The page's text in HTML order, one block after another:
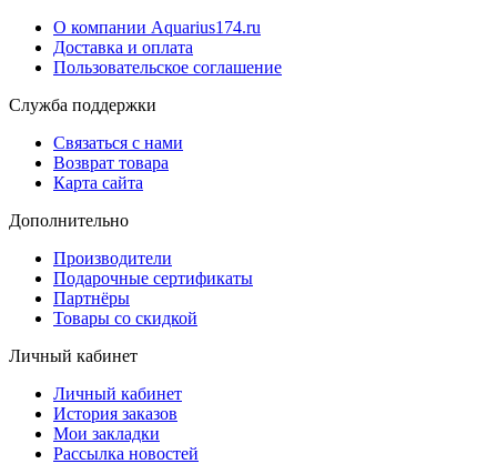
О компании Aquarius174.ru
Доставка и оплата
Пользовательское соглашение
Служба поддержки
Связаться с нами
Возврат товара
Карта сайта
Дополнительно
Производители
Подарочные сертификаты
Партнёры
Товары со скидкой
Личный кабинет
Личный кабинет
История заказов
Мои закладки
Рассылка новостей